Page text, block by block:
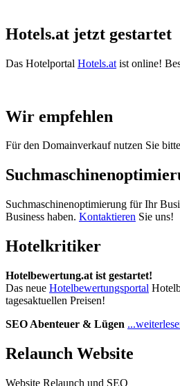
Hotels.at jetzt gestartet
Das Hotelportal Hotels.at ist online!
Wir empfehlen
Für den Domainverkauf nutzen Sie
Suchmaschinenoptimierung für Ihr
Business haben. Kontaktieren Sie uns!
Hotelkritiker
Hotelbewertung.at ist gestartet!
Das neue Hotelbewertungsportal
tagesaktuellen Preisen!
SEO Abenteuer & Lügen
Relaunch Website
Website Relaunch und SEO